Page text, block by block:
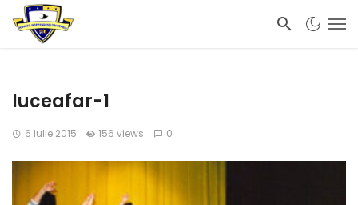
luceafar-1
6 iulie 2015 156 views 0